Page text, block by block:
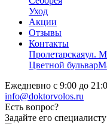
Уход
Акции
Отзывы
Контакты
Пролетарскаяул.
Цветной бульвар
Ежедневно с 9:00 до
info@doktorvolos.ru
Есть вопрос?
Задайте его